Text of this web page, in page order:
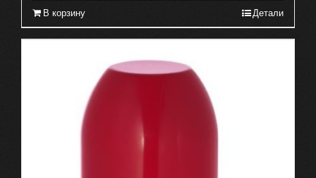
В корзину Детали